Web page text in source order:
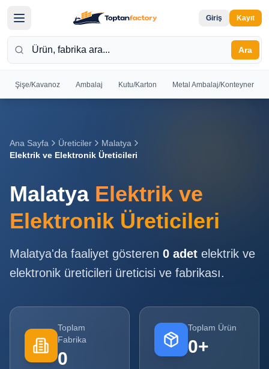
Giriş Kayıt
Ara
Şişe/Kavanoz Ambalaj Kutu/Karton Metal Ambalaj/Konteyner
Giriş yapın
veya kayıt
Giriş
Kayıt
Ol
Ana
Sayfa
Tüm
Ürünler
Ana Sayfa Üreticiler
Malatya
Elektrik ve Elektronik Üreticileri
Malatya Elektrik ve
Elektronik Üreticileri
Malatya'da faaliyet gösteren 0 adet elektrik ve
elektronik üreticileri üreticisi ve fabrikası.
Toplam
Fabrika
0
Toplam Ürün
0+